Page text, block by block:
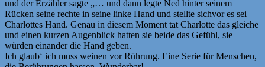
und der Erzähler sagte „… und dann legte Ned hinter seinem
Rücken seine rechte in seine linke Hand und stellte sichvor es sei
Charlottes Hand. Genau in diesem Moment tat Charlotte das gleiche
und einen kurzen Augenblick hatten sie beide das Gefühl, sie
würden einander die Hand geben.
Ich glaub‘ ich muss weinen vor Rührung. Eine Serie für Menschen,